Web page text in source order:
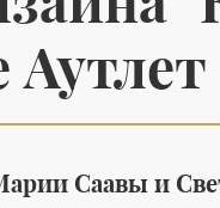
Аутлет
Саавы и